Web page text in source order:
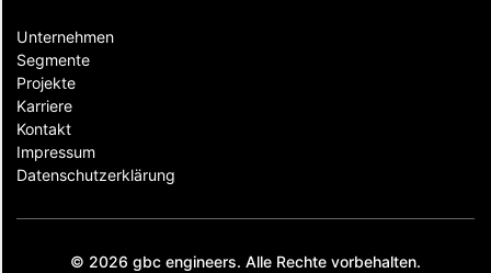
Unternehmen
Segmente
Projekte
Karriere
Kontakt
Impressum
Datenschutzerklärung
© 2026 gbc engineers. Alle Rechte vorbehalten.